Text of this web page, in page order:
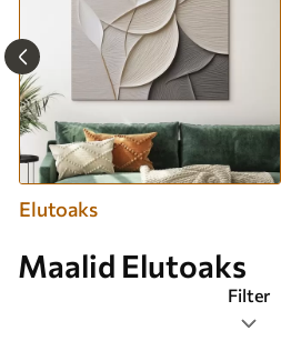
Elutoaks
Maalid Elutoaks
Filter